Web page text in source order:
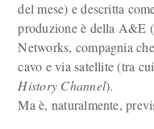
del mese) e descritta
produzione è della A&E
Networks, compagnia
cavo e via satellite (tra
History Channel).
Ma è, naturalmente,